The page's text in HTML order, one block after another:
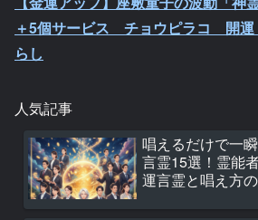
＋5個サービス チョウピラコ 開
らし
人気記事
唱えるだけで一
言霊15選！霊能
運言霊と唱え方